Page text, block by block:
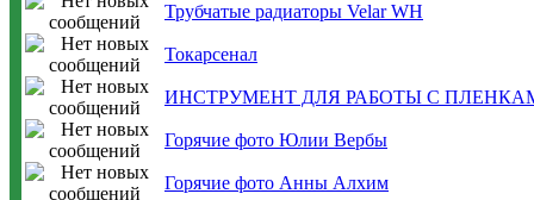
Трубчатые радиаторы Velar WH
Токарсенал
ИНСТРУМЕНТ ДЛЯ РАБОТЫ С
Горячие фото Юлии Вербы
Горячие фото Анны Алхим